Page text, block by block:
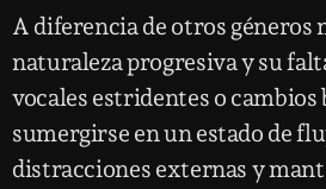
A diferencia de otros géneros
naturaleza progresiva y su
vocales estridentes o
sumergirse en un estado de
distracciones externas y